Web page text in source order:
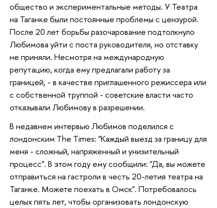
общество и экспериментальные методы. У Театра
на Таганке были постоянные проблемы с цензурой.
После 20 лет борьбы разочарование подтолкнуло
Любимова уйти с поста руководителя, но отставку
не приняли. Несмотря на международную
репутацию, когда ему предлагали работу за
границей, - в качестве приглашенного режиссера или
с собственной труппой - советские власти часто
отказывали Любимову в разрешении.
В недавнем интервью Любимов поделился с
лондонским The Times: "Каждый выезд за границу для
меня - сложный, напряженный и унизительный
процесс". В этом году ему сообщили: "Да, вы можете
отправиться на гастроли в честь 20-летия театра на
Таганке. Можете поехать в Омск". Потребовалось
целых пять лет, чтобы организовать лондонскую